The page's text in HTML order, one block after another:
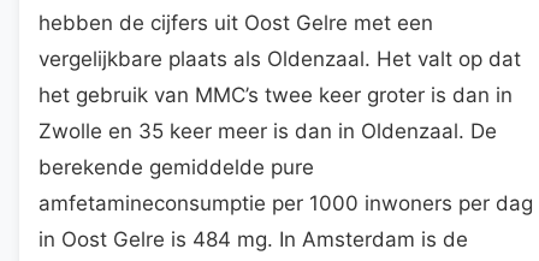
hebben de cijfers uit Oost Gelre met een
vergelijkbare plaats als Oldenzaal. Het valt op dat
het gebruik van MMC’s twee keer groter is dan in
Zwolle en 35 keer meer is dan in Oldenzaal. De
berekende gemiddelde pure
amfetamineconsumptie per 1000 inwoners per dag
in Oost Gelre is 484 mg. In Amsterdam is de